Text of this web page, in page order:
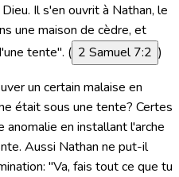
Il s'en ouvrit à Nathan, le
une maison de cèdre, et
tente". ( 2 Samuel 7:2 )
un certain malaise en
était sous une tente? Certes
en installant l'arche
Aussi Nathan ne put-il
"Va, fais tout ce que tu